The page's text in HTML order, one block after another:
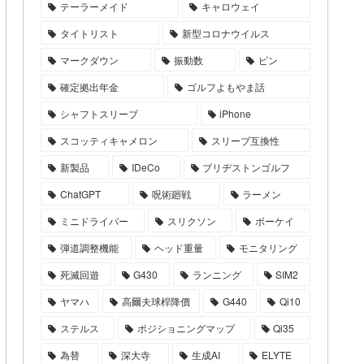
テーラーメイド
キャロウェイ
タイトリスト
新型コロナウイルス
マークダウン
振動数
ピン
確定拠出年金
ゴルフよもやま話
シャフトスリーブ
iPhone
スコッティキャメロン
スリーブ互換性
新製品
IDeCo
ブリヂストンゴルフ
ChatGPT
呪術廻戦
ラーメン
ミニドライバー
スリクソン
ボーケイ
弾道調整機能
ヘッド重量
モニタリング
死滅回遊
G430 ランニング
SIM2
ヤマハ
高爾夫球桿降價 G440
Qi10
ステルス
ポジショニングマップ
Qi35
為替
深大寺 生成AI
ELYTE